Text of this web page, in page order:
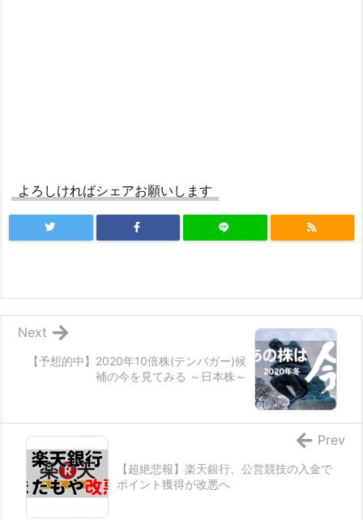
よろしければシェアお願いします
【予想的中】2020年10倍株(テンバガー)候
補の今を見てみる ～日本株～
Next
【超絶悲報】楽天銀行、公営競技の入金で
ポイント獲得が改悪へ
Prev